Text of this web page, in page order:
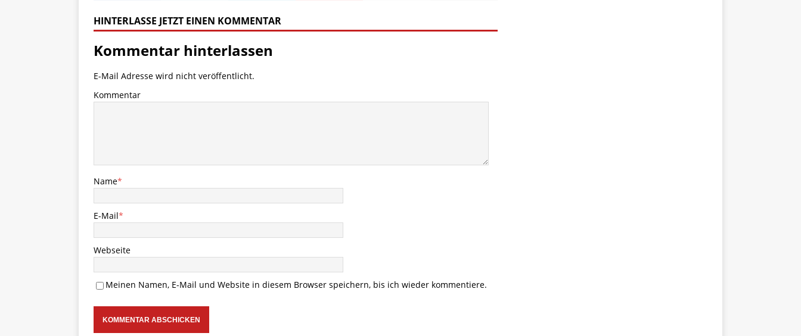
HINTERLASSE JETZT EINEN KOMMENTAR
Kommentar hinterlassen
E-Mail Adresse wird nicht veröffentlicht.
Kommentar
Name*
E-Mail*
Webseite
Meinen Namen, E-Mail und Website in diesem Browser speichern, bis ich wieder kommentiere.